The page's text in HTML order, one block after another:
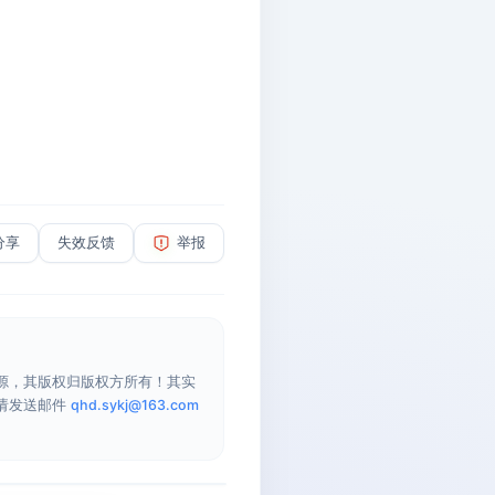
享 失效反馈 举报
，其版权归版权方所有！其实
发送邮件 qhd.sykj@163.com